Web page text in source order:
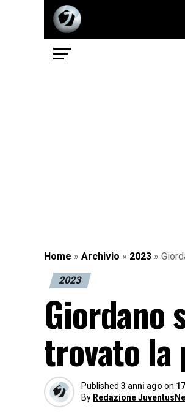
Home » Archivio » 2023 »
2023
Giordano
trovato la
Published 3 anni ago on
By Redazione